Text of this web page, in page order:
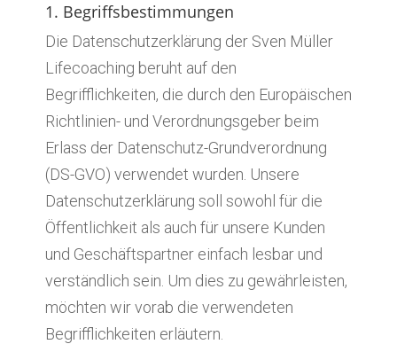
1. Begriffsbestimmungen
Die Datenschutzerklärung der Sven Müller
Lifecoaching beruht auf den
Begrifflichkeiten, die durch den Europäischen
Richtlinien- und Verordnungsgeber beim
Erlass der Datenschutz-Grundverordnung
(DS-GVO) verwendet wurden. Unsere
Datenschutzerklärung soll sowohl für die
Öffentlichkeit als auch für unsere Kunden
und Geschäftspartner einfach lesbar und
verständlich sein. Um dies zu gewährleisten,
möchten wir vorab die verwendeten
Begrifflichkeiten erläutern.